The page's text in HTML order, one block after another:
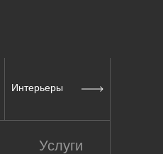
Интерьеры
Услуги